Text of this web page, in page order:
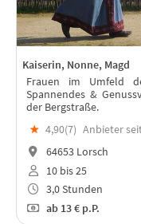
Kaiserin, Nonne, Magd
Frauen im Umfeld
Spannendes &
der Bergstraße.
★ 4,90(7) Anbieter
64653 Lorsch
10 bis 25
3,0 Stunden
ab13 € p.P.